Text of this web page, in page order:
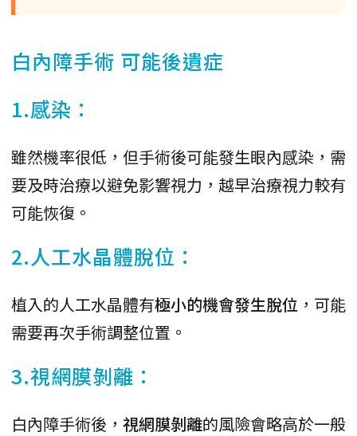
白內障手術 可能後遺症
1.感染：
雖然機率很低，但手術後可能發生眼內感染，需
要及時治療以避免影響視力，越早治療視力較有
可能恢復。
2.人工水晶體脫位：
植入的人工水晶體有極小的機會發生脫位 ，可能
需要再次手術調整位置。
3.視網膜剝離：
白內障手術後， 視網膜剝離的風險會略高於一般